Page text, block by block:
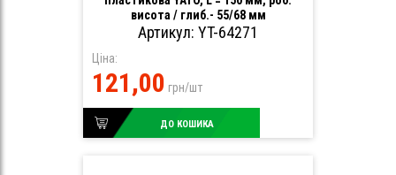
висота / глиб.- 55/68 мм
Артикул: YT-64271
Ціна:
121,00 грн/шт
ДО КОШИКА